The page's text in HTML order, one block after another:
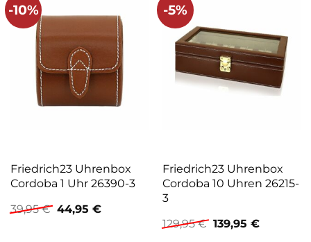
-10%
Friedrich23 Uhrenbox
Cordoba 1 Uhr 26390-3
39,95€ Ursprünglicher
Preis
44,95 €Aktueller
-5%
Friedrich23 Uhrenbox
Cordoba 10 Uhren 26215-
3
129,95€ Ursprünglicher
Preis
139,95 €Aktueller